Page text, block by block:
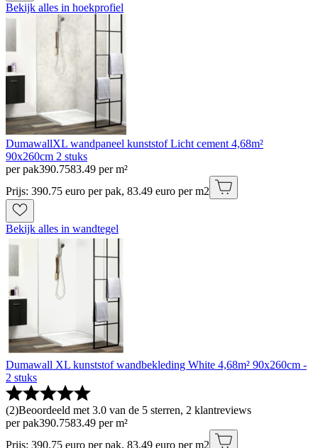
Bekijk alles in hoekprofiel
DumawallXL wandpaneel kunststof Licht cement 4,68m²
90x260cm 2 stuks
per pak390.7583.49 per m²
Prijs: 390.75 euro per pak, 83.49 euro per m2
Bekijk alles in wandtegel
Dumawall XL kunststof wandbekleding White 4,68m² 90x260cm -
2 stuks
(2)Beoordeeld met 3.0 van de 5 sterren, 2 klantreviews
per pak390.7583.49 per m²
Prijs: 390.75 euro per pak, 83.49 euro per m2